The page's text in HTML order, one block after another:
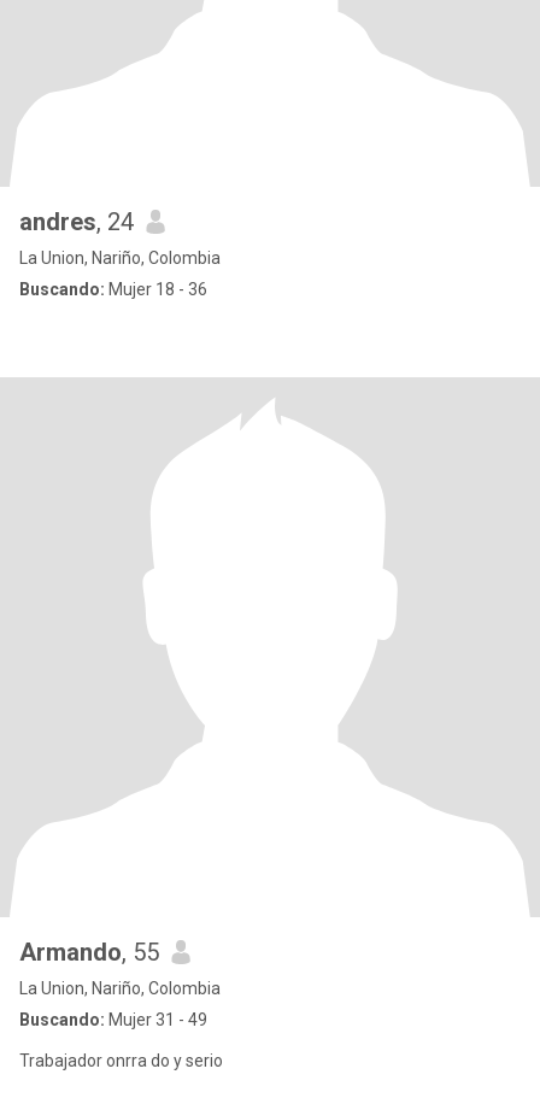
andres, 24
La Union, Nariño, Colombia
Buscando: Mujer 18 - 36
Armando, 55
La Union, Nariño, Colombia
Buscando: Mujer 31 - 49
Trabajador onrra do y serio